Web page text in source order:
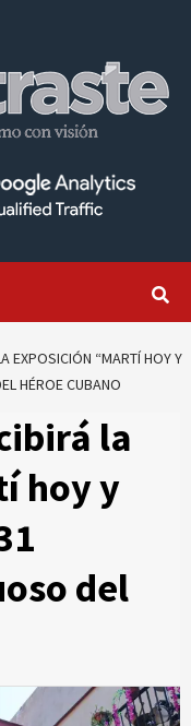
EXPOSICIÓN “MARTÍ HOY Y
HÉROE CUBANO
la
hoy y
del